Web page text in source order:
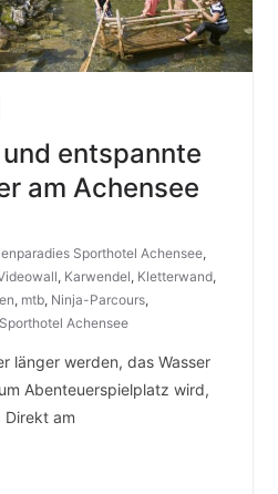
entspannte
am Achensee
Sporthotel Achensee,
, Karwendel, Kletterwand,
, mtb, Ninja-Parcours,
Sporthotel Achensee
länger werden, das Wasser
Abenteuerspielplatz wird,
Direkt am